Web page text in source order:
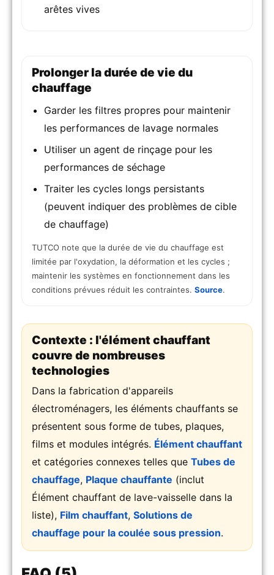
arêtes vives
Prolonger la durée de vie du
chauffage
Garder les filtres propres pour maintenir
les performances de lavage normales
Utiliser un agent de rinçage pour les
performances de séchage
Traiter les cycles longs persistants
(peuvent indiquer des problèmes de cible
de chauffage)
TUTCO note que la durée de vie du chauffage est
limitée par l'oxydation, la déformation et les cycles ;
maintenir les systèmes en fonctionnement dans les
conditions prévues réduit les contraintes. Source.
Contexte : l'élément chauffant
couvre de nombreuses
technologies
Dans la fabrication d'appareils
électroménagers, les éléments chauffants se
présentent sous forme de tubes, plaques,
films et modules intégrés. Élément chauffant
et catégories connexes telles que Tubes de
chauffage, Plaque chauffante (inclut
Élément chauffant de lave-vaisselle dans la
liste), Film chauffant, Solutions de
chauffage pour la coulée sous pression.